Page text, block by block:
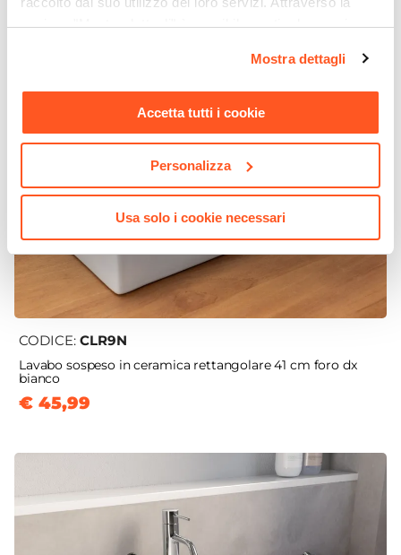
sezione "Mostra dettagli" è possibile gestire le proprie
momento. Per maggiori informazioni si invita a leggere la
nostraCookie Policy.
Mostra dettagli
Accetta tutti i cookie
Personalizza
Usa solo i cookie necessari
CODICE: CLR9N
Lavabo sospeso in ceramica rettangolare 41 cm foro dx
bianco
€ 45,99